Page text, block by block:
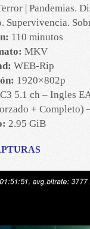
| Pandemias.
Supervivencia.
110 minutos
MKV
WEB-Rip
1920×802p
5.1 ch – Ingles
+ Completo)
2.95 GiB